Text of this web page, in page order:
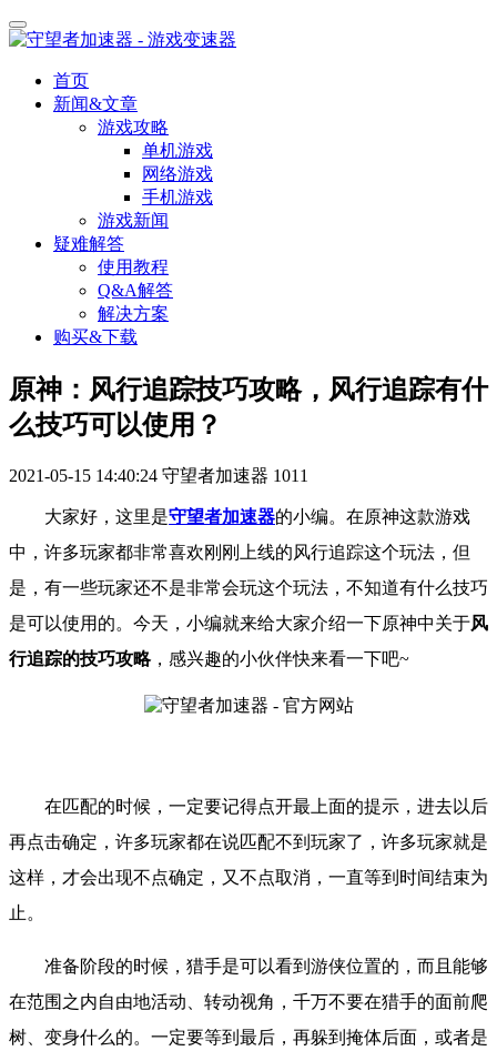
首页
新闻&文章
游戏攻略
单机游戏
网络游戏
手机游戏
游戏新闻
疑难解答
使用教程
Q&A解答
解决方案
购买&下载
原神：风行追踪技巧攻略，风行追踪有什
么技巧可以使用？
2021-05-15 14:40:24 守望者加速器 1011
大家好，这里是守望者加速器的小编。 在原神这款游戏
中，许多玩家都非常喜欢刚刚上线的风行追踪这个玩法，但
是，有一些玩家还不是非常会玩这个玩法，不知道有什么技巧
是可以使用的。 今天，小编就来给大家介绍一下原神中关于风
行追踪的技巧攻略， 感兴趣的小伙伴快来看一下吧~
在匹配的时候，一定要记得点开最上面的提示，进去以后
再点击确定，许多玩家都在说匹配不到玩家了，许多玩家就是
这样，才会出现不点确定，又不点取消，一直等到时间结束为
止。
准备阶段的时候，猎手是可以看到游侠位置的，而且能够
在范围之内自由地活动、转动视角，千万不要在猎手的面前爬
树、变身什么的。一定要等到最后，再躲到掩体后面，或者是